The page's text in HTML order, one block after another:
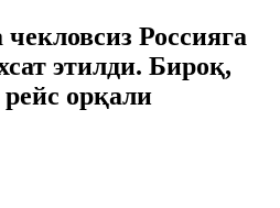
Россияга
этилди. Бироқ,
орқали